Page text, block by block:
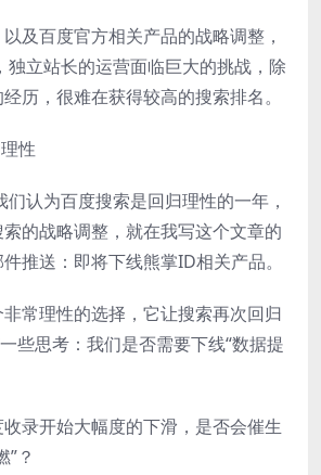
及百度官方相关产品的战略调整，
独立站长的运营面临巨大的挑战，除
历，很难在获得较高的搜索排名。
性
认为百度搜索是回归理性的一年，
的战略调整，就在我写这个文章的
推送：即将下线熊掌ID相关产品。
常理性的选择，它让搜索再次回归
些思考：我们是否需要下线“数据提
录开始大幅度的下滑，是否会催生
”？